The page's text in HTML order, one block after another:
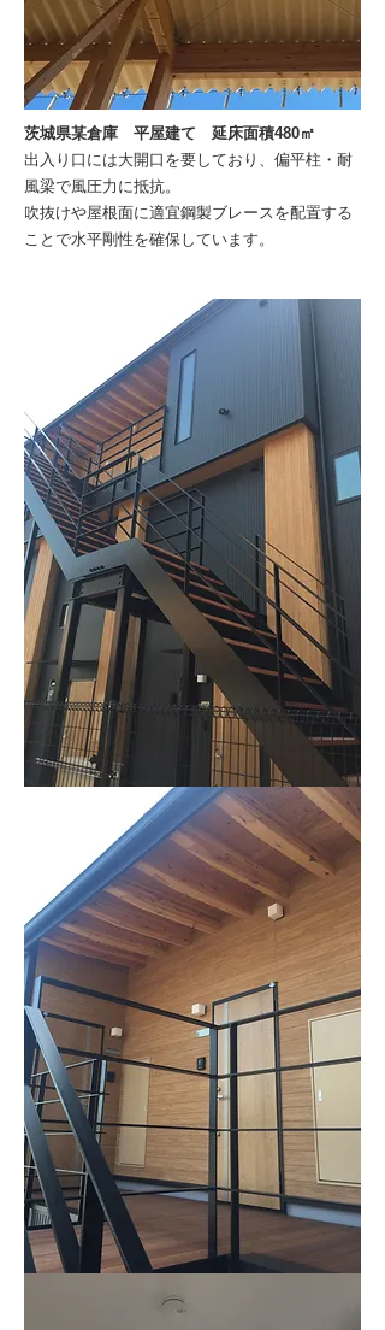
茨城県某倉庫 平屋建て 延床面積480㎡
出入り口には大開口を要しており、偏平柱・耐
風梁で風圧力に抵抗。
吹抜けや屋根面に適宜鋼製ブレースを配置する
ことで水平剛性を確保しています。